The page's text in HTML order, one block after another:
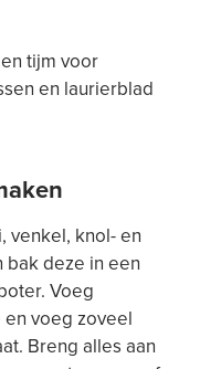
tijm voor
en laurierblad
venkel, knol- en
deze in een
Voeg
voeg zoveel
Breng alles aan